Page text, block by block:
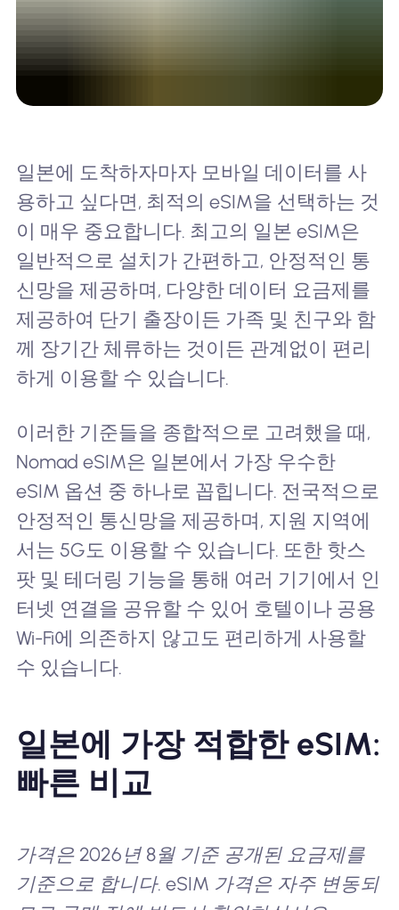
일본에 도착하자마자 모바일 데이터를 사
용하고 싶다면, 최적의 eSIM을 선택하는 것
이 매우 중요합니다. 최고의 일본 eSIM은
일반적으로 설치가 간편하고, 안정적인 통
신망을 제공하며, 다양한 데이터 요금제를
제공하여 단기 출장이든 가족 및 친구와 함
께 장기간 체류하는 것이든 관계없이 편리
하게 이용할 수 있습니다.
이러한 기준들을 종합적으로 고려했을 때,
Nomad eSIM은 일본에서 가장 우수한
eSIM 옵션 중 하나로 꼽힙니다. 전국적으로
안정적인 통신망을 제공하며, 지원 지역에
서는 5G도 이용할 수 있습니다. 또한 핫스
팟 및 테더링 기능을 통해 여러 기기에서 인
터넷 연결을 공유할 수 있어 호텔이나 공용
Wi-Fi에 의존하지 않고도 편리하게 사용할
수 있습니다.
일본에 가장 적합한 eSIM:
빠른 비교
가격은 2026년 8월 기준 공개된 요금제를
기준으로 합니다. eSIM 가격은 자주 변동되